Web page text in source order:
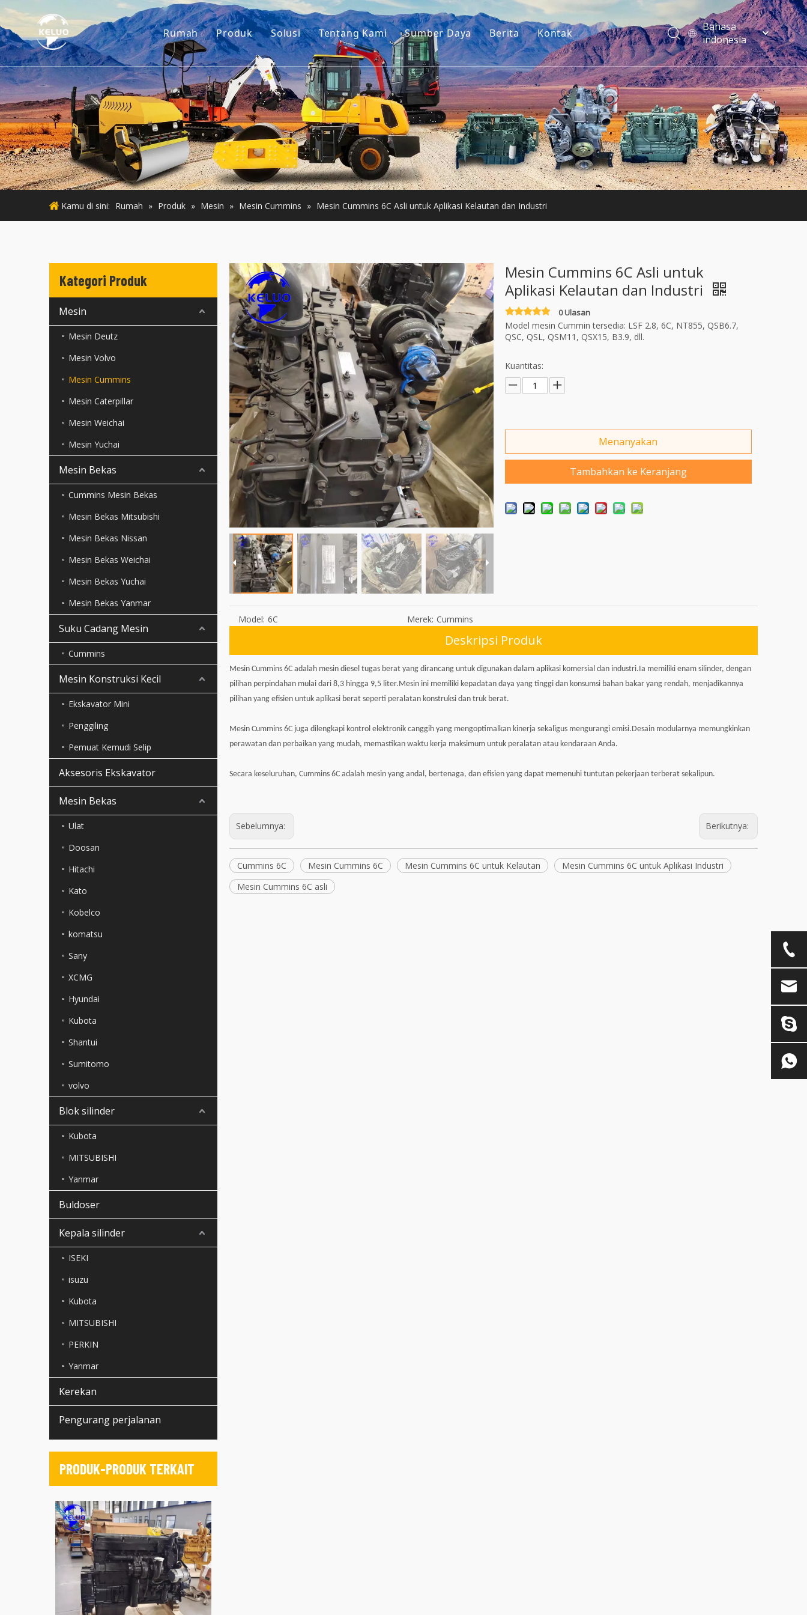
Rumah Produk
Mesin
Aksesoris Ekskavator
Mesin Konstruksi Kecil
Mesin Bekas
Mesin Bekas
Solusi Tentang Kami
Cerita kita
Keuntungan kami
Sumber Daya
Panduan
Pertanyaan Umum
Video
Berita Kontak
Bahasa
indonesia
فارسی
Türk dili
ไทย
Italiano
Deutsch
Português
Español
Pусский
Français
Kamu di sini: Rumah » Produk » Mesin » Mesin Cummins » Mesin Cummins 6C Asli untuk Aplikasi Kelautan dan Industri
Kategori Produk
Mesin
Mesin Deutz
Mesin Volvo
Mesin Cummins
Mesin Caterpillar
Mesin Weichai
Mesin Yuchai
Mesin Bekas
Cummins Mesin Bekas
Mesin Bekas Mitsubishi
Mesin Bekas Nissan
Mesin Bekas Weichai
Mesin Bekas Yuchai
Mesin Bekas Yanmar
Suku Cadang Mesin
Cummins
Mesin Konstruksi Kecil
Ekskavator Mini
Penggiling
Pemuat Kemudi Selip
Aksesoris Ekskavator
Mesin Bekas
Ulat
Doosan
Hitachi
Kato
Kobelco
komatsu
Sany
XCMG
Hyundai
Kubota
Shantui
Sumitomo
volvo
Blok silinder
Kubota
MITSUBISHI
Yanmar
Buldoser
Kepala silinder
ISEKI
isuzu
Kubota
MITSUBISHI
PERKIN
Yanmar
Kerekan
Pengurang perjalanan
PRODUK-PRODUK TERKAIT
Mesin Cummins 6C Asli untuk
Aplikasi Kelautan dan Industri
0 Ulasan
Model mesin Cummin tersedia: LSF 2.8, 6C, NT855, QSB6.7,
QSC, QSL, QSM11, QSX15, B3.9, dll.
Kuantitas:
Menanyakan
Tambahkan ke Keranjang
Model: 6C Merek: Cummins
Deskripsi Produk
Mesin Cummins 6C adalah mesin diesel tugas berat yang dirancang untuk digunakan dalam aplikasi komersial dan industri.Ia memiliki enam silinder, dengan
pilihan perpindahan mulai dari 8,3 hingga 9,5 liter.Mesin ini memiliki kepadatan daya yang tinggi dan konsumsi bahan bakar yang rendah, menjadikannya
pilihan yang efisien untuk aplikasi berat seperti peralatan konstruksi dan truk berat.
Mesin Cummins 6C juga dilengkapi kontrol elektronik canggih yang mengoptimalkan kinerja sekaligus mengurangi emisi.Desain modularnya memungkinkan
perawatan dan perbaikan yang mudah, memastikan waktu kerja maksimum untuk peralatan atau kendaraan Anda.
Secara keseluruhan, Cummins 6C adalah mesin yang andal, bertenaga, dan efisien yang dapat memenuhi tuntutan pekerjaan terberat sekalipun.
Sebelumnya: Berikutnya:
Cummins 6C Mesin Cummins 6C Mesin Cummins 6C untuk Kelautan
Mesin Cummins 6C untuk Aplikasi Industri
Mesin Cummins 6C asli